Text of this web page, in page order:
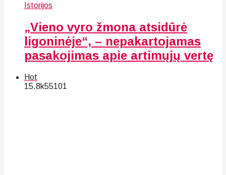
Istorijos
„Vieno vyro žmona atsidūrė
ligoninėje“, – nepakartojamas
pasakojimas apie artimųjų vertę
Hot
15.8k55101